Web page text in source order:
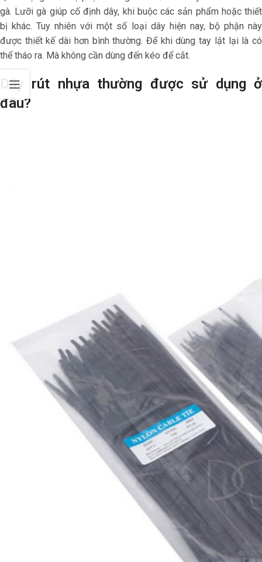
gà. Lưỡi gà giúp cố định dây, khi buộc các sản phẩm hoặc thiết
bị khác. Tuy nhiên với một số loại dây hiện nay, bộ phận này
được thiết kế dài hơn bình thường. Để khi dùng tay lật lại là có
thể tháo ra. Mà không cần dùng đến kéo để cắt.
Dây rút nhựa thường được sử dụng ở
đâu?